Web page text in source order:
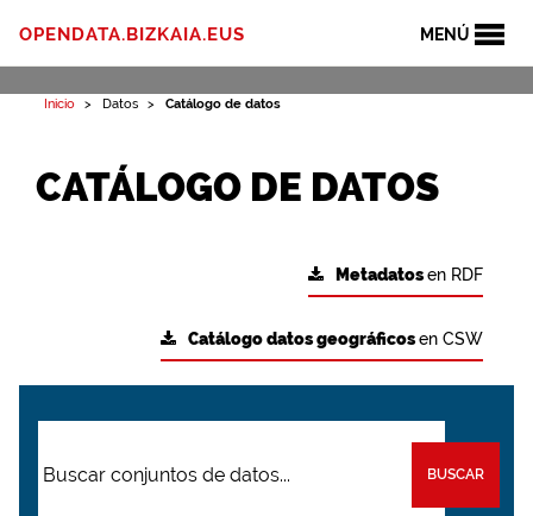
MENÚ
OPENDATA.BIZKAIA.EUS
Inicio Datos Catálogo de datos
CATÁLOGO DE DATOS
Metadatosen RDF
Catálogo datos geográficosen CSW
BUSCAR